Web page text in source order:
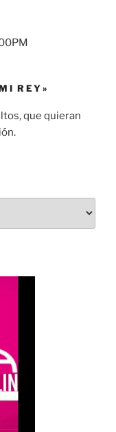
REY»
que quieran